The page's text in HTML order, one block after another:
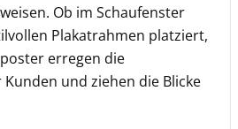
Ob im Schaufenster
Plakatrahmen platziert,
erregen die
und ziehen die Blicke